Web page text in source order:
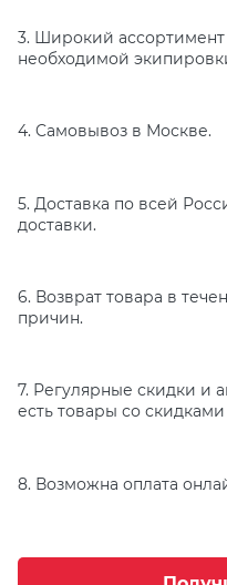
3. Широкий
необходимой
4. Cамовывоз в Москве.
5. Доставка по всей
доставки.
6. Возврат товара в
причин.
7. Регулярные скидки и
есть товары со скидками
8. Возможна оплата